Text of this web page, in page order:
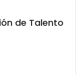
de Talento